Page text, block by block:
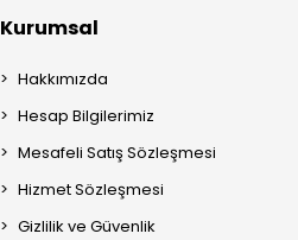
Kurumsal
Hakkımızda
Hesap Bilgilerimiz
Mesafeli Satış Sözleşmesi
Hizmet Sözleşmesi
Gizlilik ve Güvenlik